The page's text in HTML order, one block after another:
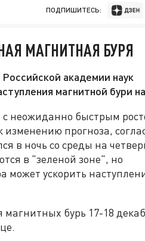
ПОДПИШИТЕСЬ:
МАГНИТНАЯ БУРЯ
академии наук
магнитной бури
неожиданно быстрым
изменению прогноза,
в ночь со среды на
в "зеленой зоне", но
может ускорить
бурь 17-18